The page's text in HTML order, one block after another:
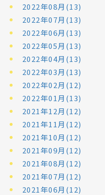
2022年08月(13)
2022年07月(13)
2022年06月(13)
2022年05月(13)
2022年04月(13)
2022年03月(13)
2022年02月(12)
2022年01月(13)
2021年12月(12)
2021年11月(12)
2021年10月(12)
2021年09月(12)
2021年08月(12)
2021年07月(12)
2021年06月(12)